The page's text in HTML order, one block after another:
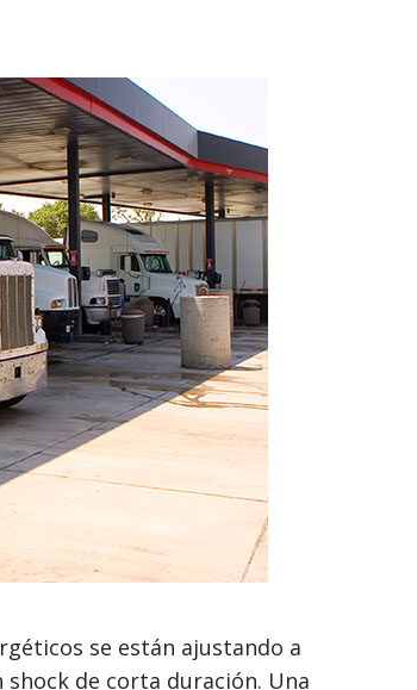
se están ajustando a
de corta duración. Una